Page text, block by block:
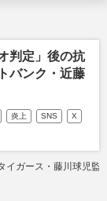
判定」後の抗
バンク・近藤
炎上 SNS X
イガース・藤川球児監